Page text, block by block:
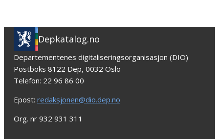
Depkatalog.no
Departementenes digitaliseringsorganisasjon (DIO)
Postboks 8122 Dep, 0032 Oslo
Telefon: 22 96 86 00
Epost: redaksjonen@dio.dep.no
Org. nr 932 931 311